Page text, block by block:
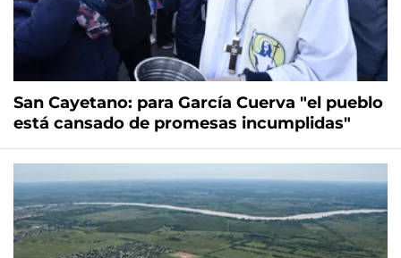
San Cayetano: para García Cuerva "el pueblo
está cansado de promesas incumplidas"